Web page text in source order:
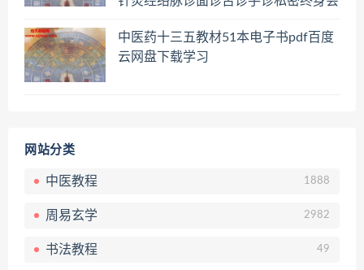
中医药十三五教材51本电子书pdf百度
云网盘下载学习
网站分类
中医教程 1888
周易玄学 2982
书法教程 49